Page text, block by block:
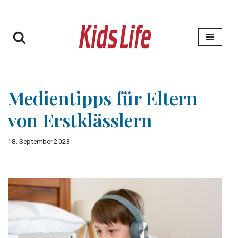
Inhalt
Medientipps für Eltern
von Erstklässlern
18. September 2023